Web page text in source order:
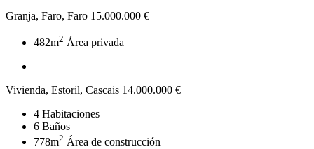
Granja, Faro, Faro 15.000.000 €
482m2 Área privada
Vivienda, Estoril, Cascais 14.000.000 €
4 Habitaciones
6 Baños
778m2 Área de construcción